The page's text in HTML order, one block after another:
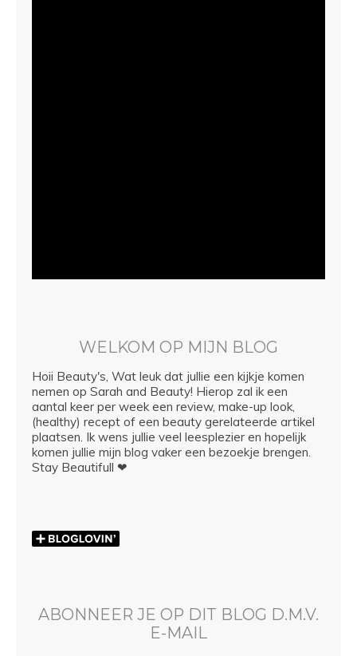
WELKOM OP MIJN BLOG
Hoii Beauty's, Wat leuk dat jullie een kijkje komen
nemen op Sarah and Beauty! Hierop zal ik een
aantal keer per week een review, make-up look,
(healthy) recept of een beauty gerelateerde artikel
plaatsen. Ik wens jullie veel leesplezier en hopelijk
komen jullie mijn blog vaker een bezoekje brengen.
Stay Beautifull ❤
ABONNEER JE OP DIT BLOG D.M.V.
E-MAIL